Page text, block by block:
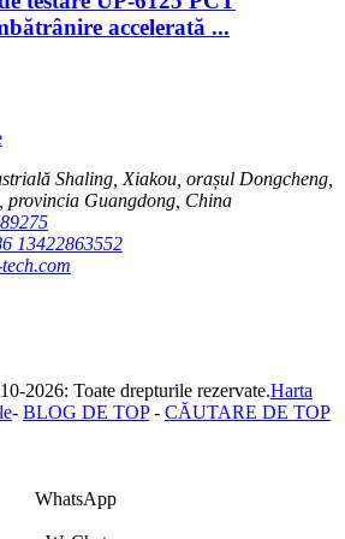
accelerată ...
Shaling, Xiakou, orașul Dongcheng,
provincia Guangdong, China
13422863552
2026: Toate drepturile rezervate.Harta
- BLOG DE TOP- CĂUTARE DE TOP
WhatsApp